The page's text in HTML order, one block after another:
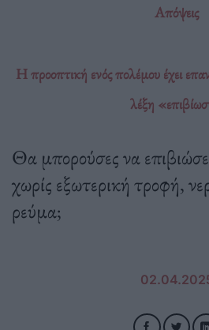
Απόψεις
Η προοπτική ενός πολέμου έχει
λέξη
Θα μπορούσες να
χωρίς εξωτερική τροφή,
ρεύμα;